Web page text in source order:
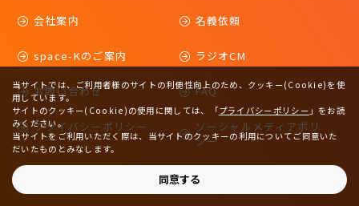
会社案内 名義依頼
space-Kのご案内 ラジオCM
お問い合わせ FAQ
プライバシーポリシー
ソーシャルメディアポリ
シー
当サイトでは、ご利用者様のサイトの利便性向上のため、クッキー(Cookie)を使
用しています。
サイトのクッキー(Cookie)の使用に関しては、
「プライバシーポリシー 」をお読
みください。
当サイトをご利用いただく際は、当サイトのクッキーの利用についてご同意いた
だいたものとみなします。
同意する